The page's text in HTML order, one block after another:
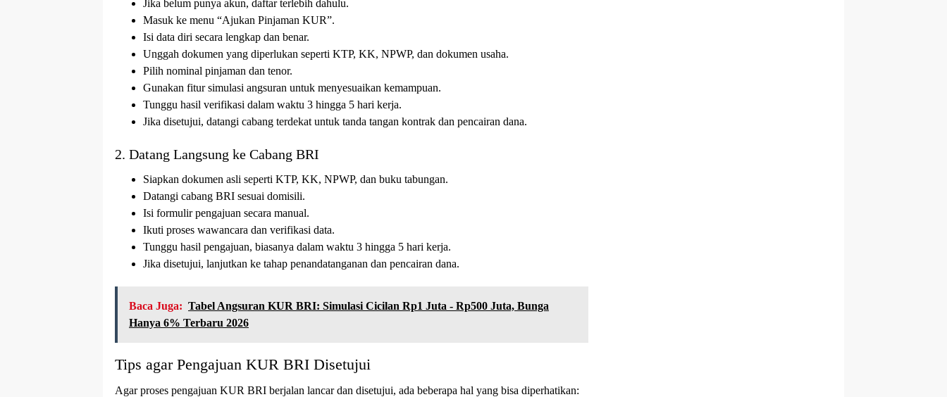
Jika belum punya akun, daftar terlebih dahulu.
Masuk ke menu “Ajukan Pinjaman KUR”.
Isi data diri secara lengkap dan benar.
Unggah dokumen yang diperlukan seperti KTP, KK, NPWP, dan dokumen usaha.
Pilih nominal pinjaman dan tenor.
Gunakan fitur simulasi angsuran untuk menyesuaikan kemampuan.
Tunggu hasil verifikasi dalam waktu 3 hingga 5 hari kerja.
Jika disetujui, datangi cabang terdekat untuk tanda tangan kontrak dan pencairan dana.
2. Datang Langsung ke Cabang BRI
Siapkan dokumen asli seperti KTP, KK, NPWP, dan buku tabungan.
Datangi cabang BRI sesuai domisili.
Isi formulir pengajuan secara manual.
Ikuti proses wawancara dan verifikasi data.
Tunggu hasil pengajuan, biasanya dalam waktu 3 hingga 5 hari kerja.
Jika disetujui, lanjutkan ke tahap penandatanganan dan pencairan dana.
Baca Juga: Tabel Angsuran KUR BRI: Simulasi Cicilan Rp1 Juta - Rp500 Juta, Bunga
Hanya 6% Terbaru 2026
Tips agar Pengajuan KUR BRI Disetujui
Agar proses pengajuan KUR BRI berjalan lancar dan disetujui, ada beberapa hal yang bisa diperhatikan: